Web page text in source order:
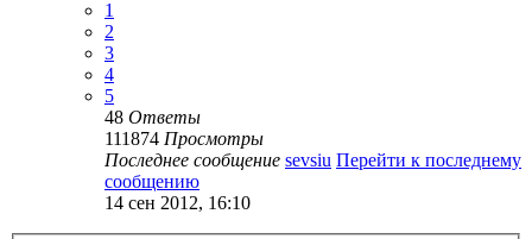
1
2
3
4
5
48 Ответы
111874 Просмотры
Последнее сообщение sevsiu Перейти к последнему
сообщению
14 сен 2012, 16:10